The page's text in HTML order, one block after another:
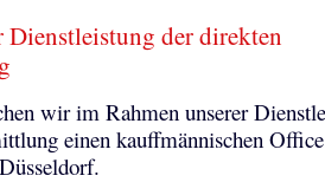
Dienstleistung der direkten
wir im Rahmen unserer
einen kauffmännischen